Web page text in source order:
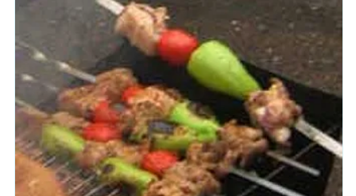
собраны рецепты овощей на мангале, которые можно
приготовить не только на природе – духовка и сковорода-
гриль тоже подойдут.